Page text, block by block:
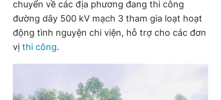
chuyển về các địa phương đang thi công
đường dây 500 kV mạch 3 tham gia loạt hoạt
động tình nguyện chi viện, hỗ trợ cho các đơn
vị thi công.